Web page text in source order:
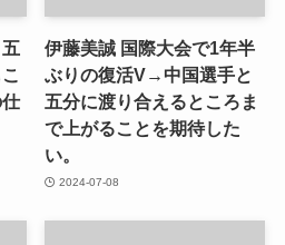
伊藤美誠 国際大会で1年半
ぶりの復活V→中国選手と
五分に渡り合えるところま
で上がることを期待した
い。
2024-07-08